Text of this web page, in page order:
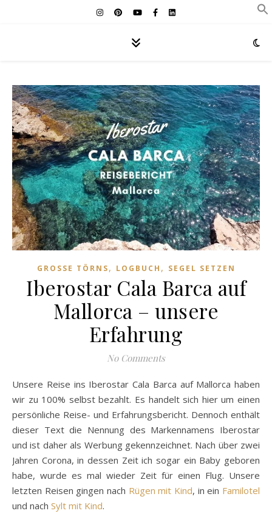
GROSSE TÖRNS , LOGBUCH , SEGEL SETZEN
Iberostar Cala Barca auf
Mallorca – unsere
Erfahrung
No Comments
Unsere Reise ins Iberostar Cala Barca auf Mallorca haben
wir zu 100% selbst bezahlt. Es handelt sich hier um einen
persönliche Reise- und Erfahrungsbericht. Dennoch enthält
dieser Text die Nennung des Markennamens Iberostar
und ist daher als Werbung gekennzeichnet. Nach über zwei
Jahren Corona, in dessen Zeit ich sogar ein Baby geboren
habe, wurde es mal wieder Zeit für einen Flug. Unsere
letzten Reisen gingen nach Rügen mit Kind, in ein Familotel
und nach Sylt mit Kind.